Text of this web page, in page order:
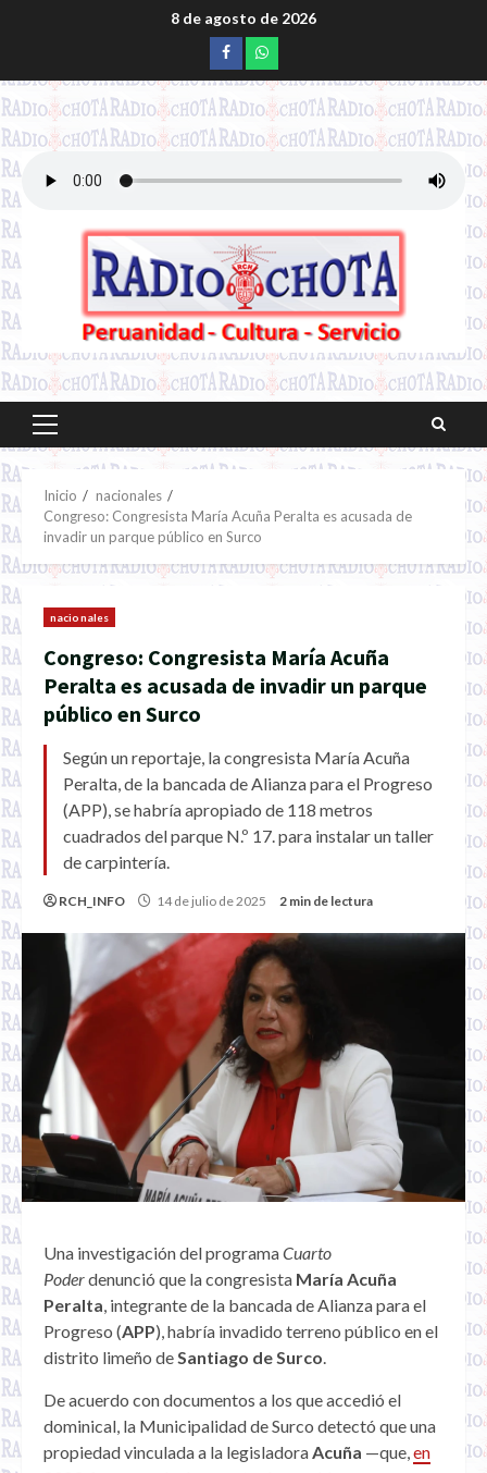
8 de agosto de 2026
Facebookwhatsapp
Menú
principal
Inicio
nacionales
Congreso: Congresista María Acuña Peralta es acusada de
invadir un parque público en Surco
nacionales
Congreso: Congresista María Acuña
Peralta es acusada de invadir un parque
público en Surco
Según un reportaje, la congresista María Acuña
Peralta, de la bancada de Alianza para el Progreso
(APP), se habría apropiado de 118 metros
cuadrados del parque N.º 17. para instalar un taller
de carpintería.
RCH_INFO 14 de julio de 2025 2 min de lectura
Una investigación del programaCuarto
Poderdenunció que la congresista María Acuña
Peralta, integrante de la bancada de Alianza para el
Progreso (APP), habría invadido terreno público en el
distrito limeño deSantiago de Surco.
De acuerdo con documentos a los que accedió el
dominical, la Municipalidad de Surco detectó que una
propiedad vinculada a la legisladoraAcuña —que,en